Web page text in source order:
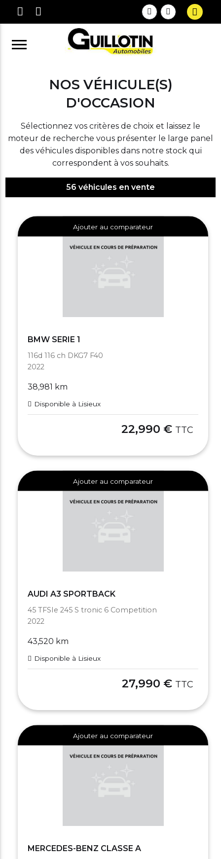
NOS VÉHICULE(S)
D'OCCASION
Sélectionnez vos critères de choix et laissez le
moteur de recherche vous présenter le large panel
des véhicules disponibles dans notre stock qui
correspondent à vos souhaits.
56 véhicules en vente
Ajouter au comparateur
BMW SERIE 1
116d 116 ch DKG7 F40
2022
38,981 km
Disponible à Lisieux
22,990 € TTC
Ajouter au comparateur
AUDI A3 SPORTBACK
45 TFSIe 245 S tronic 6 Competition
2022
43,520 km
Disponible à Lisieux
27,990 € TTC
Ajouter au comparateur
MERCEDES-BENZ CLASSE A